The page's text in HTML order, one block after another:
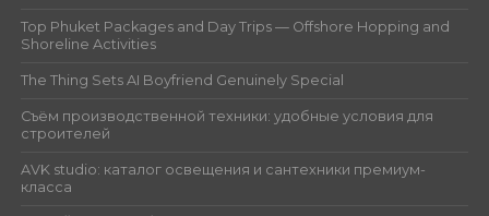
Top Phuket Packages and Day Trips — Offshore Hopping and
Shoreline Activities
The Thing Sets AI Boyfriend Genuinely Special
Съём производственной техники: удобные условия для
строителей
AVK studio: каталог освещения и сантехники премиум-
класса